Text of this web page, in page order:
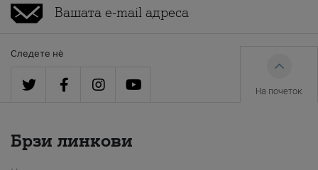
Следете нè
На почеток
Брзи линкови